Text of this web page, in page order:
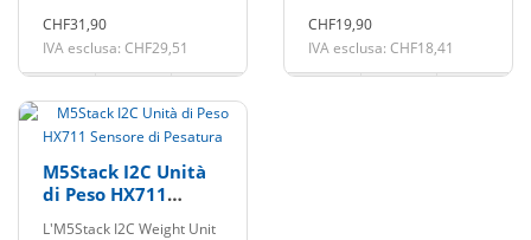
CHF31,90
IVA esclusa: CHF29,51
CHF19,90
IVA esclusa: CHF18,41
M5Stack I2C Unità
di Peso HX711
L'M5Stack I2C Weight Unit